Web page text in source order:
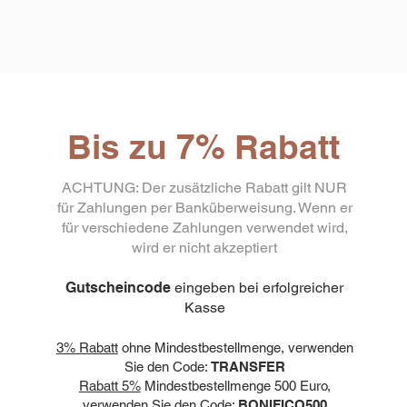
Bis zu 7% Rabatt
ACHTUNG: Der zusätzliche Rabatt gilt NUR
für Zahlungen per Banküberweisung. Wenn er
für verschiedene Zahlungen verwendet wird,
wird er nicht akzeptiert
Gutscheincode eingeben bei erfolgreicher
Kasse
3% Rabattohne Mindestbestellmenge, verwenden
Sie den Code: TRANSFER
Rabatt 5%Mindestbestellmenge 500 Euro,